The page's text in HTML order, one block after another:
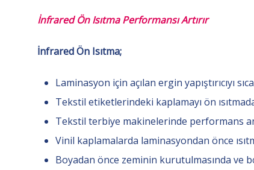
İnfrared Ön Isıtma Performansı Artırır
İnfrared Ön Isıtma;
Laminasyon için açılan ergin yapıştırıcıyı
Tekstil etiketlerindeki kaplamayı ön
Tekstil terbiye makinelerinde performans
Vinil kaplamalarda laminasyondan önce
Boyadan önce zeminin kurutulmasında ve